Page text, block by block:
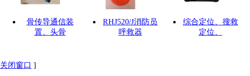
骨传导通信装
置、头骨
RHJ520/J消防员
呼救器
综合定位、搜救
定位、
关闭窗口 ]